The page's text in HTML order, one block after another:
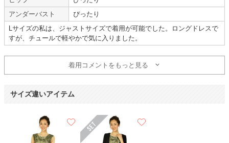
ご祝儀袋
演奏会用ドレスとして使用
身長 :155〜159cm
使用地域 :千葉県
演奏会用ドレスとして使用しました。
アンダーバスト
ぴったり
Lサイズの私は、ジャストサイズで着用が可能でした。ロングドレスで
すが、チュールで軽やかで気に入りました。
着用コメントをもっと見る
サイズ違いアイテム